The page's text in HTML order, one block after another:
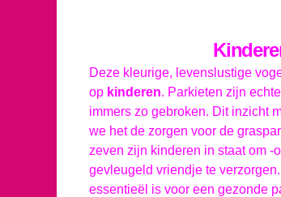
Deze kleurige, levenslustige
op kinderen. Parkieten zijn
immers zo gebroken. Dit inzicht
we het de zorgen voor de
zeven zijn kinderen in staat om -
gevleugeld vriendje te
essentieël is voor een gezonde